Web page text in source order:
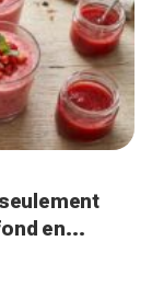
en